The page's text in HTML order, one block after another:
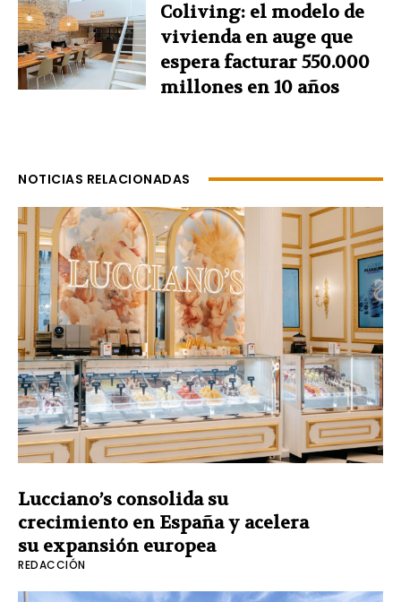
Coliving: el modelo de
vivienda en auge que
espera facturar 550.000
millones en 10 años
NOTICIAS RELACIONADAS
Lucciano’s consolida su
crecimiento en España y acelera
su expansión europea
REDACCIÓN